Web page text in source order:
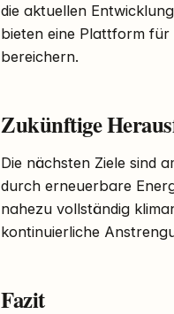
die aktuellen
bieten eine Plattform für
bereichern.
Zukünftige
Die nächsten Ziele sind
durch erneuerbare
nahezu vollständig
kontinuierliche
Fazit